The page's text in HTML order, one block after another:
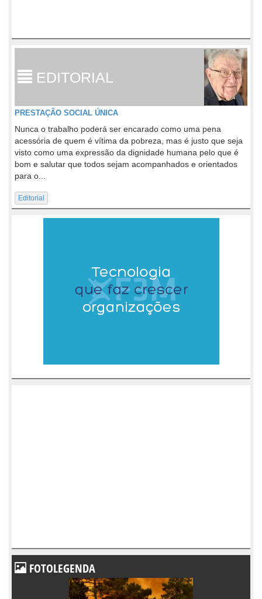
EDITORIAL
PRESTAÇÃO SOCIAL ÚNICA
Nunca o trabalho poderá ser encarado como uma pena
acessória de quem é vítima da pobreza, mas é justo que seja
visto como uma expressão da dignidade humana pelo que é
bom e salutar que todos sejam acompanhados e orientados
para o...
Editorial
FOTOLEGENDA